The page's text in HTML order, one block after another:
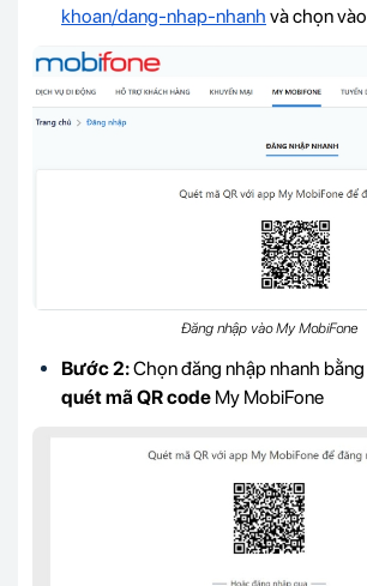
khoan/dang-nhap-nhanh và chọn vào
Đăng nhập vào My MobiFone
Bước 2:Chọn đăng nhập nhanh bằng
quét mã QR code My MobiFone